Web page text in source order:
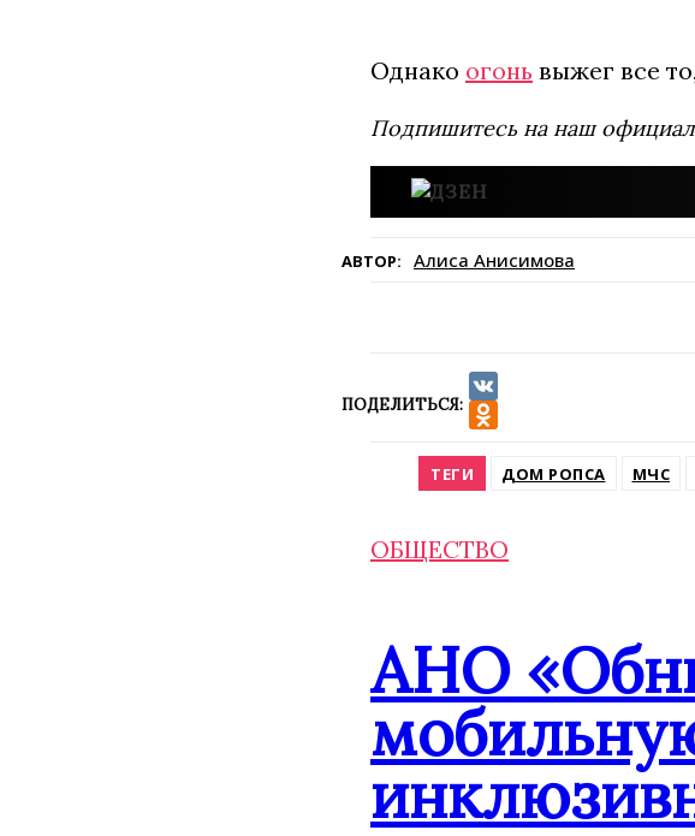
Однако огонь выжег все
Подпишитесь на наш
АВТОР: Алиса Анисимова
ПОДЕЛИТЬСЯ:
VK
ТЕГИ ДОМ РОПСА МЧС
ОБЩЕСТВО
АНО